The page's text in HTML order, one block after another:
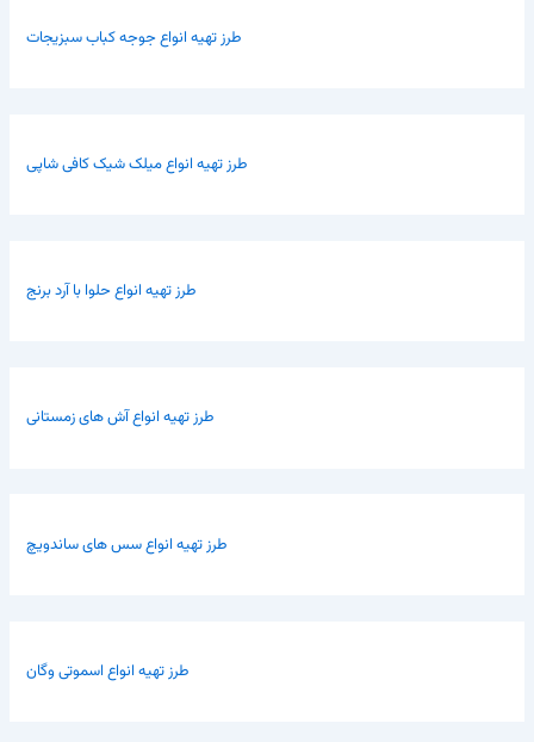
طرز تهیه انواع جوجه کباب سبزیجات
طرز تهیه انواع میلک شیک کافی شاپی
طرز تهیه انواع حلوا با آرد برنج
طرز تهیه انواع آش های زمستانی
طرز تهیه انواع سس های ساندویچ
طرز تهیه انواع اسموتی وگان